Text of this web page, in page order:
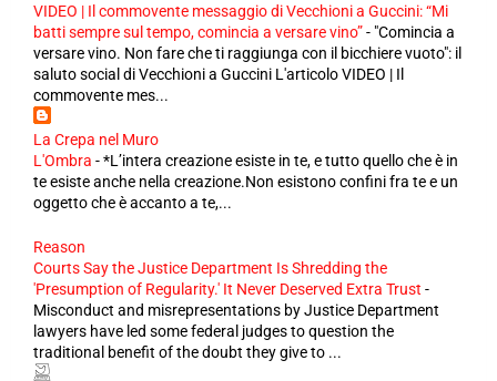
VIDEO | Il commovente messaggio di Vecchioni a Guccini: “Mi
batti sempre sul tempo, comincia a versare vino”- "Comincia a
versare vino. Non fare che ti raggiunga con il bicchiere vuoto": il
saluto social di Vecchioni a Guccini L'articolo VIDEO | Il
commovente mes...
La Crepa nel Muro
L'Ombra -*L’intera creazione esiste in te, e tutto quello che è in
te esiste anche nella creazione.Non esistono confini fra te e un
oggetto che è accanto a te,...
Reason
Courts Say the Justice Department Is Shredding the
'Presumption of Regularity.' It Never Deserved Extra Trust -
Misconduct and misrepresentations by Justice Department
lawyers have led some federal judges to question the
traditional benefit of the doubt they give to ...